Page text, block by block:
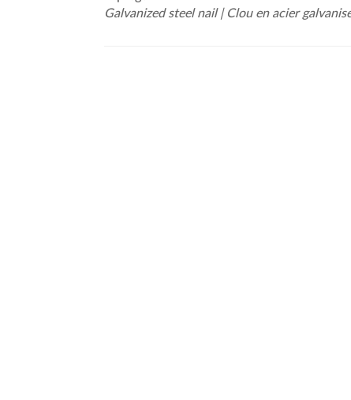
Galvanized steel nail | Clou en acier